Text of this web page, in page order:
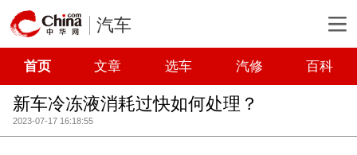
汽车
首页 文章 选车 汽修 百科
新车冷冻液消耗过快如何处理？
2023-07-17 16:18:55